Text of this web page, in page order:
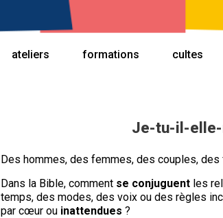
ateliers formations cultes
Je-tu-il-
Des hommes, des femmes, des couples,
Dans la Bible, comment se conjuguentles
temps, des modes, des voix ou des règles
par cœur ou inattendues ?